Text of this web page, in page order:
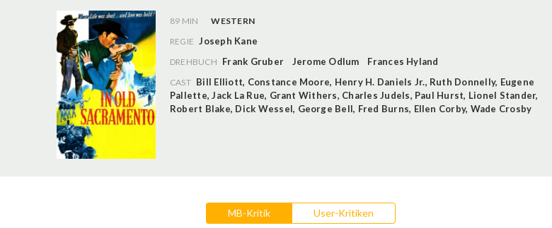
89 MIN
WESTERN
REGIE Joseph Kane
DREHBUCH Frank Gruber Jerome Odlum Frances Hyland
CAST Bill Elliott, Constance Moore, Henry H. Daniels Jr., Ruth Donnelly, Eugene
Pallette,Jack La Rue, Grant Withers, Charles Judels, Paul Hurst, Lionel Stander,
Robert Blake, Dick Wessel, George Bell, Fred Burns, Ellen Corby, Wade Crosby
MB-Kritik User-Kritiken